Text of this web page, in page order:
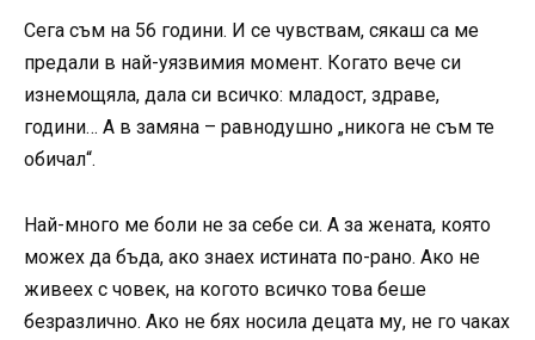
Сега съм на 56 години. И се чувствам, сякаш са ме
предали в най-уязвимия момент. Когато вече си
изнемощяла, дала си всичко: младост, здраве,
години… А в замяна – равнодушно „никога не съм те
обичал“.
Най-много ме боли не за себе си. А за жената, която
можех да бъда, ако знаех истината по-рано. Ако не
живеех с човек, на когото всичко това беше
безразлично. Ако не бях носила децата му, не го чаках